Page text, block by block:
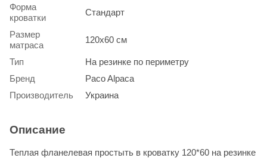
Форма
кроватки
Стандарт
Размер
матраса
120х60 см
Тип
На резинке по периметру
Бренд
Paco Alpaca
Производитель
Украина
Описание
Теплая фланелевая простыть в кроватку 120*60 на резинке